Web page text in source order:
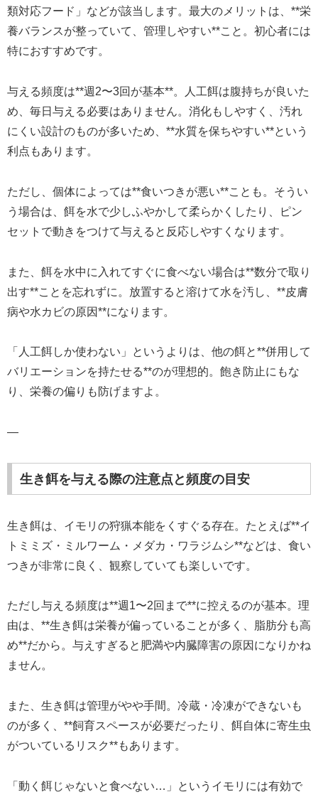
類対応フード」などが該当します。最大のメリットは、**栄
養バランスが整っていて、管理しやすい**こと。初心者には
特におすすめです。
与える頻度は**週2〜3回が基本**。人工餌は腹持ちが良いた
め、毎日与える必要はありません。消化もしやすく、汚れ
にくい設計のものが多いため、**水質を保ちやすい**という
利点もあります。
ただし、個体によっては**食いつきが悪い**ことも。そうい
う場合は、餌を水で少しふやかして柔らかくしたり、ピン
セットで動きをつけて与えると反応しやすくなります。
また、餌を水中に入れてすぐに食べない場合は**数分で取り
出す**ことを忘れずに。放置すると溶けて水を汚し、**皮膚
病や水カビの原因**になります。
「人工餌しか使わない」というよりは、他の餌と**併用して
バリエーションを持たせる**のが理想的。飽き防止にもな
り、栄養の偏りも防げますよ。
—
生き餌を与える際の注意点と頻度の目安
生き餌は、イモリの狩猟本能をくすぐる存在。たとえば**イ
トミミズ・ミルワーム・メダカ・ワラジムシ**などは、食い
つきが非常に良く、観察していても楽しいです。
ただし与える頻度は**週1〜2回まで**に控えるのが基本。理
由は、**生き餌は栄養が偏っていることが多く、脂肪分も高
め**だから。与えすぎると肥満や内臓障害の原因になりかね
ません。
また、生き餌は管理がやや手間。冷蔵・冷凍ができないも
のが多く、**飼育スペースが必要だったり、餌自体に寄生虫
がついているリスク**もあります。
「動く餌じゃないと食べない…」というイモリには有効で